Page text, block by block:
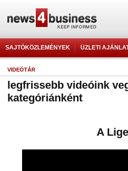
SAJTÓKÖZLEMÉNYEK ÜZLETI
VIDEÓTÁR
legfrissebb videóink
kategóriánként
A